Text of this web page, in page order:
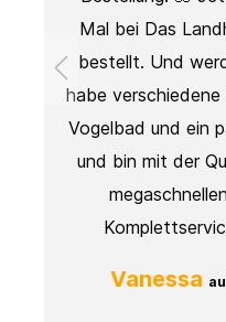
Mal bei Das
bestellt. Und
habe
Vogelbad und ein
und bin mit der
Vanessa